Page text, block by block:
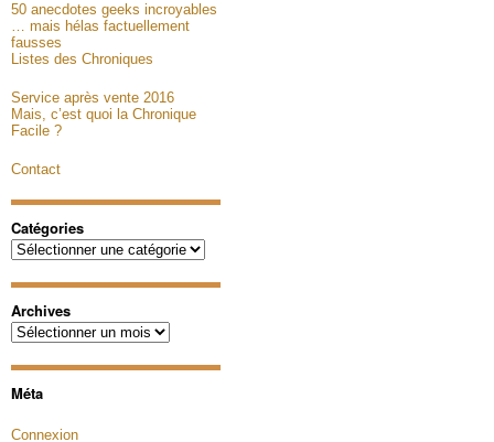
50 anecdotes geeks incroyables
… mais hélas factuellement
fausses
Listes des Chroniques
Service après vente 2016
Mais, c’est quoi la Chronique
Facile ?
Contact
Catégories
Catégories
Archives
Archives
Méta
Connexion